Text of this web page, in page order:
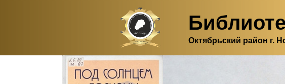
Октябрьский район г.
Здесь, в своем
итальянском доме, я вновь